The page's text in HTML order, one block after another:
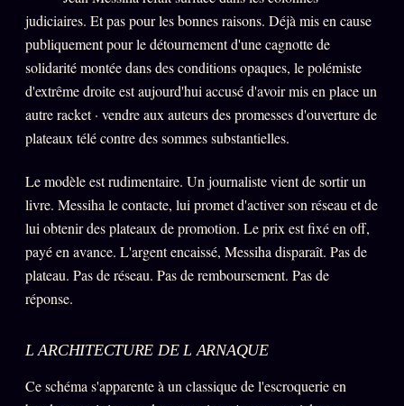
Oracle Anniversaire
Oracle Carte du Jour
Oracle Algorithme
Audit Social
KÉTAMINE
BRAQUAGE 2021
SUSPECTE2022
Compte Suspendu
Les Limites2025
judiciaires. Et pas pour les bonnes raisons. Déjà mis en cause
publiquement pour le détournement d'une cagnotte de
solidarité montée dans des conditions opaques, le polémiste
d'extrême droite est aujourd'hui accusé d'avoir mis en place un
autre racket · vendre aux auteurs des promesses d'ouverture de
plateaux télé contre des sommes substantielles.
Le modèle est rudimentaire. Un journaliste vient de sortir un
livre. Messiha le contacte, lui promet d'activer son réseau et de
lui obtenir des plateaux de promotion. Le prix est fixé en off,
payé en avance. L'argent encaissé, Messiha disparaît. Pas de
plateau. Pas de réseau. Pas de remboursement. Pas de
réponse.
L ARCHITECTURE DE L ARNAQUE
Ce schéma s'apparente à un classique de l'escroquerie en